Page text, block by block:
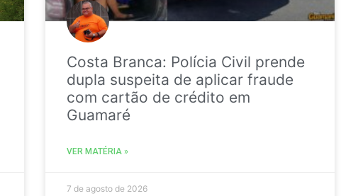
Costa Branca: Polícia Civil prende
dupla suspeita de aplicar fraude
com cartão de crédito em
Guamaré
VER MATÉRIA »
7 de agosto de 2026